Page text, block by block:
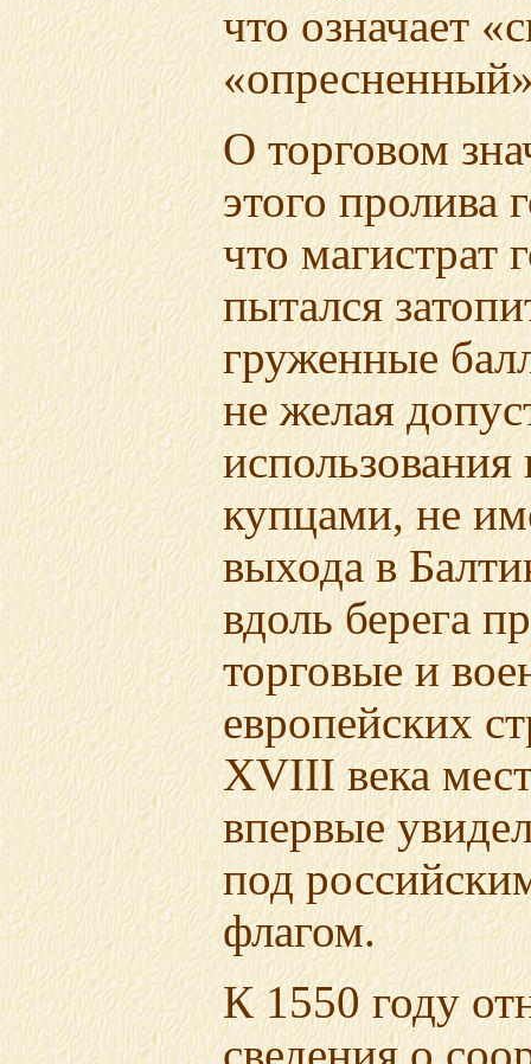
что означает
О торговом
этого пролива
что магистрат
пытался
груженные
не желая
использования
купцами, не
выхода в
вдоль берега
торговые и
европейских
XVIII века
впервые
под
флагом.
К 1550 году